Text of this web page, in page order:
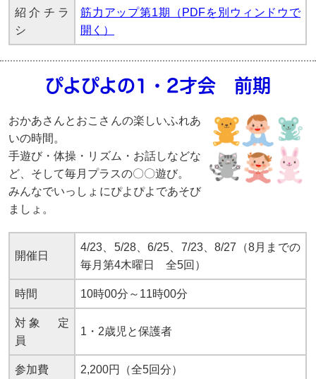
紹介チラ
シ
筋力アップ第1期（PDFを別ウィンドウで
開く）
ぴよぴよの1・2才会 前期
おかあさんとおこさんの楽しいふれあ
いの時間。
手遊び・体操・リズム・お話しなどな
ど、そして毎月プラスの〇〇遊び。
みんなでいっしょにぴよぴよであそび
ましょ。
開催日
4/23、5/28、6/25、7/23、8/27（8月までの
毎月第4木曜日 全5回）
時間 10時00分～11時00分
対象 定
員
1・2歳児と保護者
参加費 2,200円（全5回分）